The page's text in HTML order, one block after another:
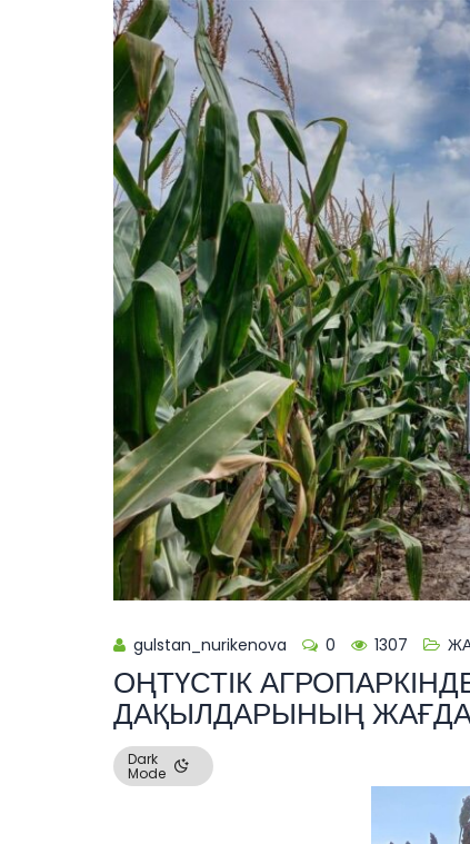
gulstan_nurikenova 0 1307
ОҢТҮСТІК
ДАҚЫЛДАРЫНЫҢ
Dark
Mode